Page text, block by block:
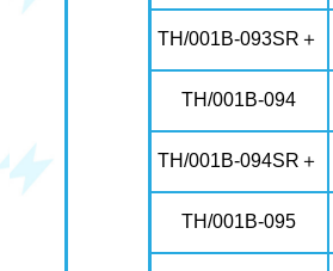
TH/001B-093SR＋
TH/001B-094
TH/001B-094SR＋
TH/001B-095